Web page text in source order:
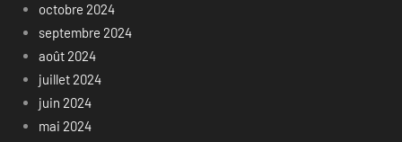
octobre 2024
septembre 2024
août 2024
juillet 2024
juin 2024
mai 2024